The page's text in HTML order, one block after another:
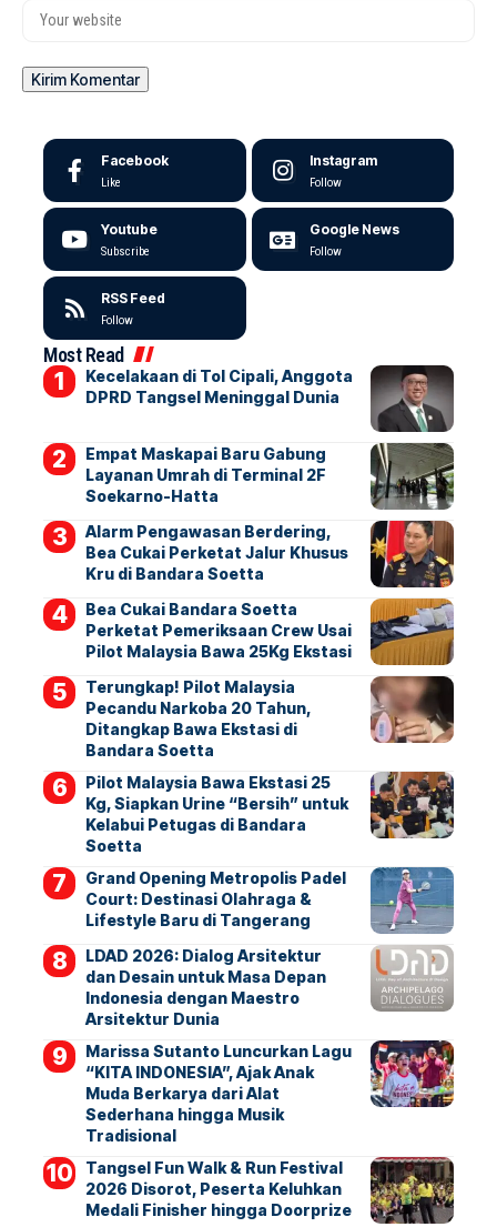
Facebook
Like
Instagram
Follow
Youtube
Subscribe
Google News
Follow
RSS Feed
Follow
Most Read
Kecelakaan di Tol Cipali, Anggota
DPRD Tangsel Meninggal Dunia
Empat Maskapai Baru Gabung
Layanan Umrah di Terminal 2F
Soekarno-Hatta
Alarm Pengawasan Berdering,
Bea Cukai Perketat Jalur Khusus
Kru di Bandara Soetta
Bea Cukai Bandara Soetta
Perketat Pemeriksaan Crew Usai
Pilot Malaysia Bawa 25Kg Ekstasi
Terungkap! Pilot Malaysia
Pecandu Narkoba 20 Tahun,
Ditangkap Bawa Ekstasi di
Bandara Soetta
Pilot Malaysia Bawa Ekstasi 25
Kg, Siapkan Urine “Bersih” untuk
Kelabui Petugas di Bandara
Soetta
Grand Opening Metropolis Padel
Court: Destinasi Olahraga &
Lifestyle Baru di Tangerang
LDAD 2026: Dialog Arsitektur
dan Desain untuk Masa Depan
Indonesia dengan Maestro
Arsitektur Dunia
Marissa Sutanto Luncurkan Lagu
“KITA INDONESIA”, Ajak Anak
Muda Berkarya dari Alat
Sederhana hingga Musik
Tradisional
Tangsel Fun Walk & Run Festival
2026 Disorot, Peserta Keluhkan
Medali Finisher hingga Doorprize